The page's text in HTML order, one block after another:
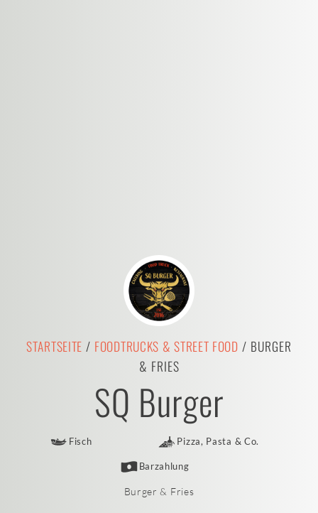
STARTSEITE / FOODTRUCKS & STREET FOOD / BURGER
& FRIES
SQ Burger
Fisch Pizza, Pasta & Co.
Barzahlung
Burger & Fries